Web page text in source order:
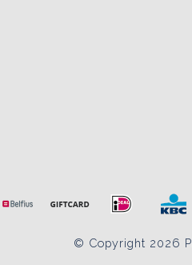
© Copyright 2026